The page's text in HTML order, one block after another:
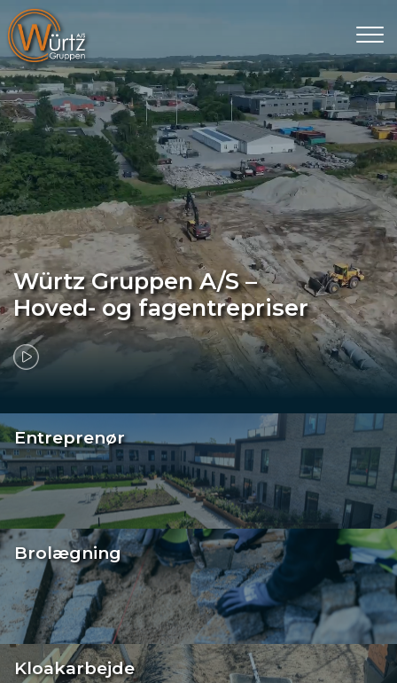
Gå
til
hovedindhold
Würtz Gruppen A/S –
Hoved- og fagentrepriser
Entreprenør
Brolægning
Kloakarbejde